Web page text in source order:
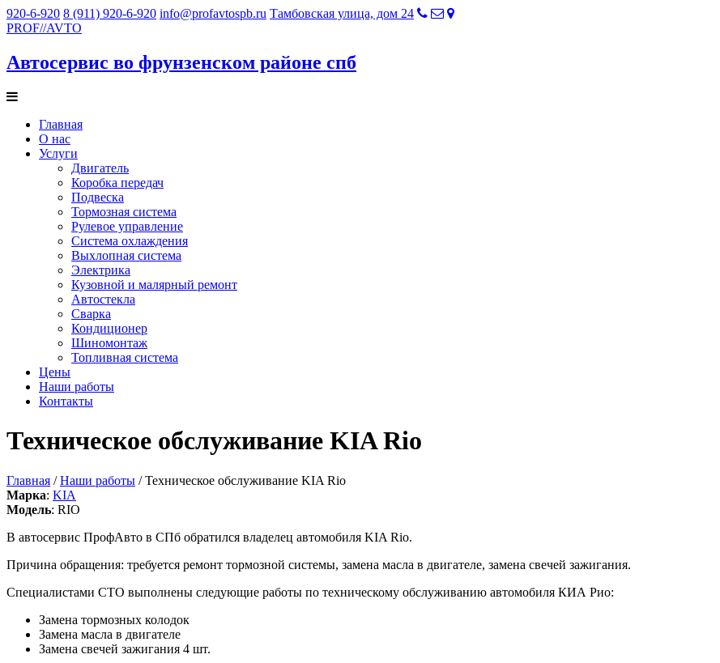
920-6-920 8 (911) 920-6-920 info@profavtospb.ru Тамбовская улица, дом 24
PROF//AVTO
Автосервис во фрунзенском районе спб
Главная
О нас
Услуги
Двигатель
Коробка передач
Подвеска
Тормозная система
Рулевое управление
Система охлаждения
Выхлопная система
Электрика
Кузовной и малярный ремонт
Автостекла
Сварка
Кондиционер
Шиномонтаж
Топливная система
Цены
Наши работы
Контакты
Техническое обслуживание KIA Rio
Главная /Наши работы / Техническое обслуживание KIA Rio
Марка: KIA
Модель: RIO
В автосервис ПрофАвто в СПб обратился владелец автомобиля KIA Rio.
Причина обращения: требуется ремонт тормозной системы, замена масла в двигателе, замена свечей зажигания.
Специалистами СТО выполнены следующие работы по техническому обслуживанию автомобиля КИА Рио:
Замена тормозных колодок
Замена масла в двигателе
Замена свечей зажигания 4 шт.